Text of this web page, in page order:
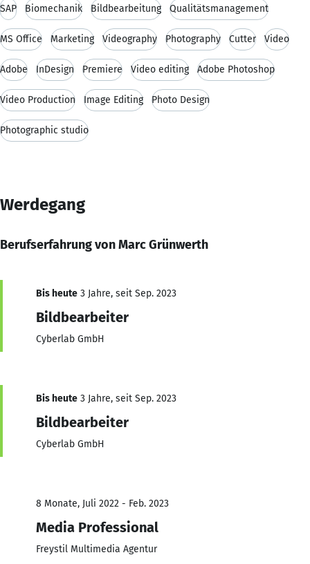
SAP Biomechanik Bildbearbeitung Qualitätsmanagement
MS Office Marketing Videography Photography Cutter Video
Adobe InDesign Premiere Video editing Adobe Photoshop
Video Production Image Editing Photo Design
Photographic studio
Werdegang
Berufserfahrung von Marc Grünwerth
Bis heute 3 Jahre, seit Sep. 2023
Bildbearbeiter
Cyberlab GmbH
Bis heute 3 Jahre, seit Sep. 2023
Bildbearbeiter
Cyberlab GmbH
8 Monate, Juli 2022 - Feb. 2023
Media Professional
Freystil Multimedia Agentur